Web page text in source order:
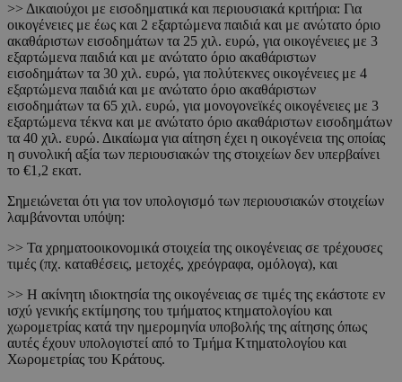
>> Δικαιούχοι με εισοδηματικά και περιουσιακά κριτήρια: Για
οικογένειες με έως και 2 εξαρτώμενα παιδιά και με ανώτατο όριο
ακαθάριστων εισοδημάτων τα 25 χιλ. ευρώ, για οικογένειες με 3
εξαρτώμενα παιδιά και με ανώτατο όριο ακαθάριστων
εισοδημάτων τα 30 χιλ. ευρώ, για πολύτεκνες οικογένειες με 4
εξαρτώμενα παιδιά και με ανώτατο όριο ακαθάριστων
εισοδημάτων τα 65 χιλ. ευρώ, για μονογονεϊκές οικογένειες με 3
εξαρτώμενα τέκνα και με ανώτατο όριο ακαθάριστων εισοδημάτων
τα 40 χιλ. ευρώ. Δικαίωμα για αίτηση έχει η οικογένεια της οποίας
η συνολική αξία των περιουσιακών της στοιχείων δεν υπερβαίνει
το €1,2 εκατ.
Σημειώνεται ότι για τον υπολογισμό των περιουσιακών στοιχείων
λαμβάνονται υπόψη:
>> Τα χρηματοοικονομικά στοιχεία της οικογένειας σε τρέχουσες
τιμές (πχ. καταθέσεις, μετοχές, χρεόγραφα, ομόλογα), και
>> Η ακίνητη ιδιοκτησία της οικογένειας σε τιμές της εκάστοτε εν
ισχύ γενικής εκτίμησης του τμήματος κτηματολογίου και
χωρομετρίας κατά την ημερομηνία υποβολής της αίτησης όπως
αυτές έχουν υπολογιστεί από το Τμήμα Κτηματολογίου και
Χωρομετρίας του Κράτους.